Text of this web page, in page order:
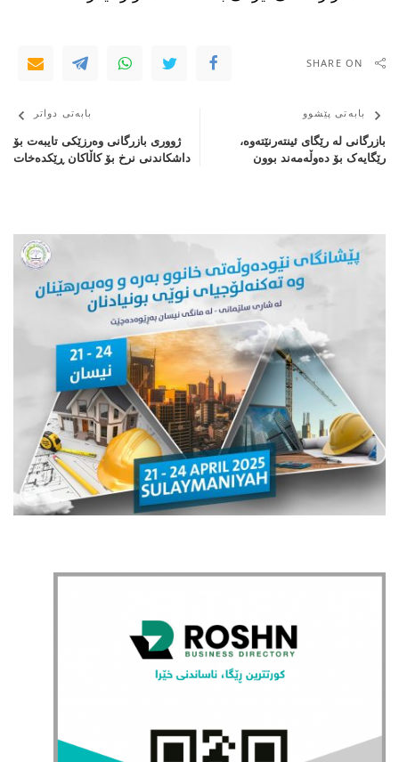
SHARE ON
بابەتی پێشوو
بازرگانی لە رێگای ئینتەرنێتەوە،
رێگایەک بۆ دەوڵەمەند بوون
بابەتی دواتر
ژووری بازرگانی وەرزێكی تایبەت بۆ
داشكاندنی نرخ بۆ كاڵاكان ڕێكدەخات